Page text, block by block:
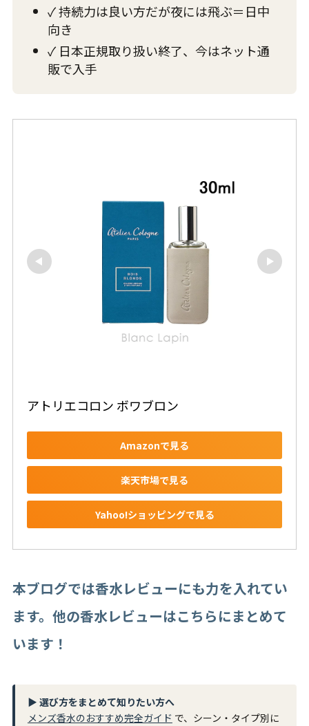
✓ 持続力は良い方だが夜には飛ぶ＝日中
向き
✓ 日本正規取り扱い終了、今はネット通
販で入手
アトリエコロン ボワブロン
Amazonで見る
楽天市場で見る
Yahoo!ショッピングで見る
本ブログでは香水レビューにも力を入れてい
ます。他の香水レビューはこちらにまとめて
います！
▶ 選び方をまとめて知りたい方へ
メンズ香水のおすすめ完全ガイド で、シーン・タイプ別に